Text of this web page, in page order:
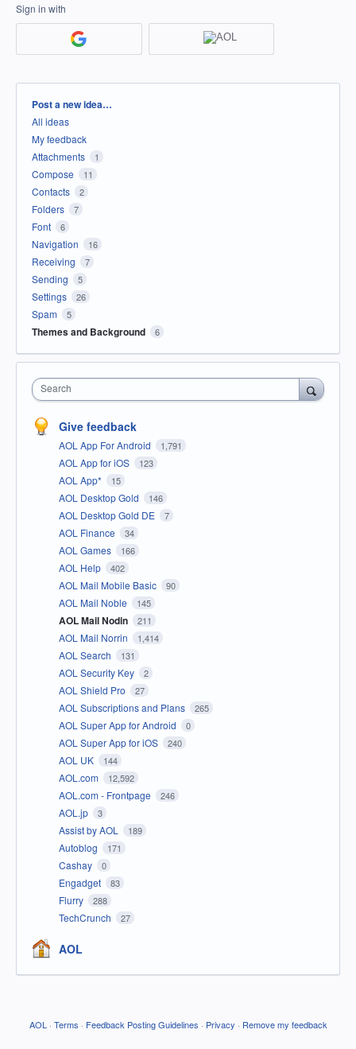
Sign in with
Categories
Post a new idea…
All ideas
My feedback
Attachments
1
Compose 11
Contacts 2
Folders 7
Font 6
Navigation 16
Receiving 7
Sending 5
Settings 26
Spam 5
Themes and Background 6
Search
Give feedback
AOL App For Android 1,791
AOL App for iOS 123
AOL App* 15
AOL Desktop Gold 146
AOL Desktop Gold DE 7
AOL Finance 34
AOL Games 166
AOL Help 402
AOL Mail Mobile Basic 90
AOL Mail Noble 145
AOL Mail Nodin 211
AOL Mail Norrin 1,414
AOL Search 131
AOL Security Key 2
AOL Shield Pro 27
AOL Subscriptions and Plans 265
AOL Super App for Android 0
AOL Super App for iOS 240
AOL UK 144
AOL.com 12,592
AOL.com - Frontpage 246
AOL.jp 3
Assist by AOL 189
Autoblog 171
Cashay 0
Engadget 83
Flurry 288
TechCrunch 27
AOL
AOL · Terms · Feedback Posting Guidelines · Privacy · Remove my feedback